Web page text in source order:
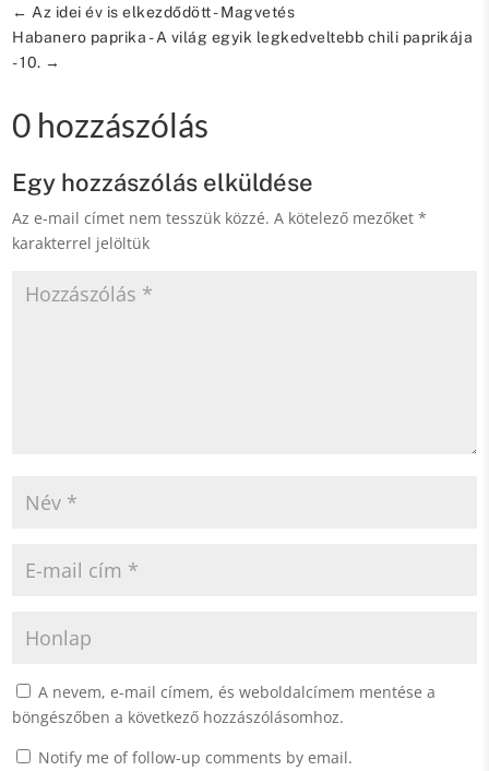
←Az idei év is elkezdődött - Magvetés
Habanero paprika - A világ egyik legkedveltebb chili paprikája
- 10. →
0 hozzászólás
Egy hozzászólás elküldése
Az e-mail címet nem tesszük közzé. A kötelező mezőket*
karakterrel jelöltük
A nevem, e-mail címem, és weboldalcímem mentése a
böngészőben a következő hozzászólásomhoz.
Notify me of follow-up comments by email.